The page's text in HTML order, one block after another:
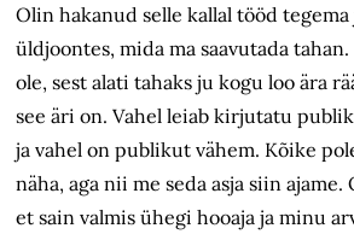
Olin hakanud selle kallal tööd tegema
üldjoontes, mida ma saavutada
ole, sest alati tahaks ju kogu loo ära
see äri on. Vahel leiab kirjutatu
ja vahel on publikut vähem. Kõike
näha, aga nii me seda asja siin
et sain valmis ühegi hooaja ja minu